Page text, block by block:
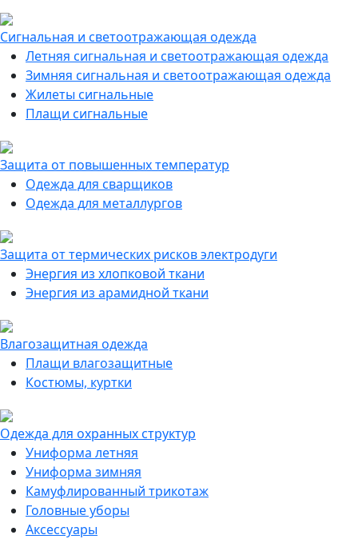
Сигнальная и светоотражающая одежда
Летняя сигнальная и светоотражающая одежда
Зимняя сигнальная и светоотражающая одежда
Жилеты сигнальные
Плащи сигнальные
Защита от повышенных температур
Одежда для сварщиков
Одежда для металлургов
Защита от термических рисков электродуги
Энергия из хлопковой ткани
Энергия из арамидной ткани
Влагозащитная одежда
Плащи влагозащитные
Костюмы, куртки
Одежда для охранных структур
Униформа летняя
Униформа зимняя
Камуфлированный трикотаж
Головные уборы
Аксессуары